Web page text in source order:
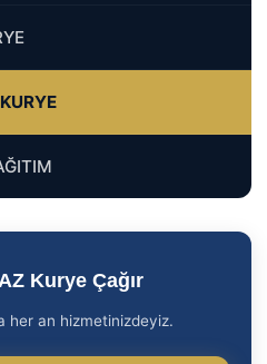
Kurye Çağır
her an hizmetinizdeyiz.